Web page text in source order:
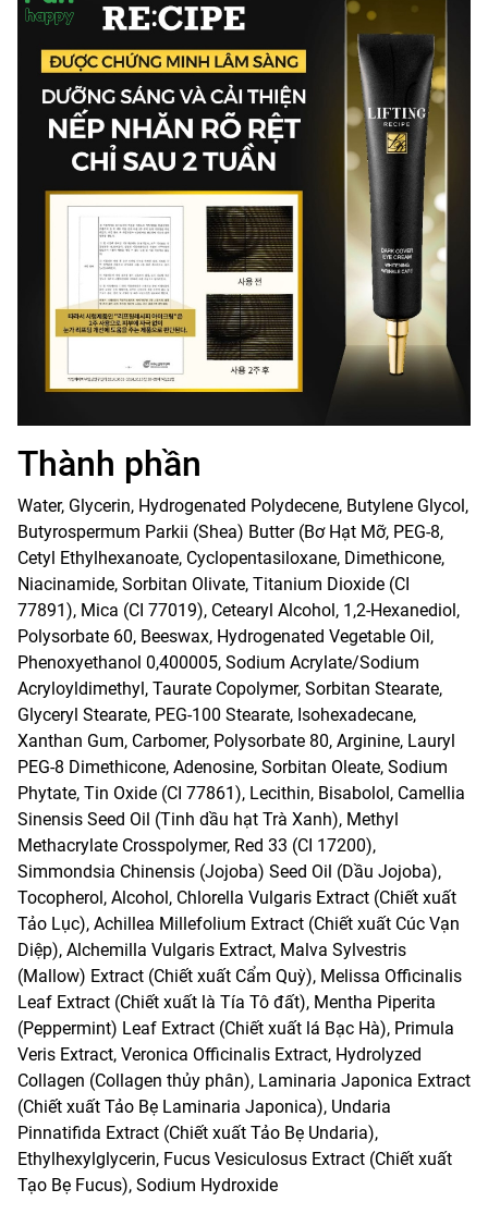
Thành phần
Water, Glycerin, Hydrogenated Polydecene, Butylene Glycol,
Butyrospermum Parkii (Shea) Butter (Bơ Hạt Mỡ, PEG-8,
Cetyl Ethylhexanoate, Cyclopentasiloxane, Dimethicone,
Niacinamide, Sorbitan Olivate, Titanium Dioxide (CI
77891), Mica (CI 77019), Cetearyl Alcohol, 1,2-Hexanediol,
Polysorbate 60, Beeswax, Hydrogenated Vegetable Oil,
Phenoxyethanol 0,400005, Sodium Acrylate/Sodium
Acryloyldimethyl, Taurate Copolymer, Sorbitan Stearate,
Glyceryl Stearate, PEG-100 Stearate, Isohexadecane,
Xanthan Gum, Carbomer, Polysorbate 80, Arginine, Lauryl
PEG-8 Dimethicone, Adenosine, Sorbitan Oleate, Sodium
Phytate, Tin Oxide (CI 77861), Lecithin, Bisabolol, Camellia
Sinensis Seed Oil (Tinh dầu hạt Trà Xanh), Methyl
Methacrylate Crosspolymer, Red 33 (CI 17200),
Simmondsia Chinensis (Jojoba) Seed Oil (Dầu Jojoba),
Tocopherol, Alcohol, Chlorella Vulgaris Extract (Chiết xuất
Tảo Lục), Achillea Millefolium Extract (Chiết xuất Cúc Vạn
Diệp), Alchemilla Vulgaris Extract, Malva Sylvestris
(Mallow) Extract (Chiết xuất Cẩm Quỳ), Melissa Officinalis
Leaf Extract (Chiết xuất là Tía Tô đất), Mentha Piperita
(Peppermint) Leaf Extract (Chiết xuất lá Bạc Hà), Primula
Veris Extract, Veronica Officinalis Extract, Hydrolyzed
Collagen (Collagen thủy phân), Laminaria Japonica Extract
(Chiết xuất Tảo Bẹ Laminaria Japonica), Undaria
Pinnatifida Extract (Chiết xuất Tảo Bẹ Undaria),
Ethylhexylglycerin, Fucus Vesiculosus Extract (Chiết xuất
Tạo Bẹ Fucus), Sodium Hydroxide